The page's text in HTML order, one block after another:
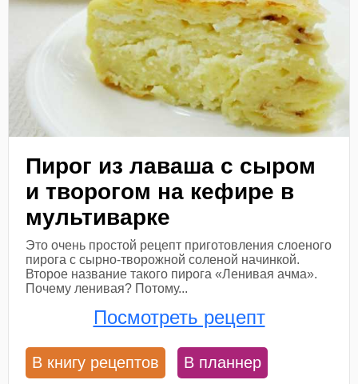
Пирог из лаваша с сыром
и творогом на кефире в
мультиварке
Это очень простой рецепт приготовления слоеного
пирога с сырно-творожной соленой начинкой.
Второе название такого пирога «Ленивая ачма».
Почему ленивая? Потому...
Посмотреть рецепт
В книгу рецептов В планнер